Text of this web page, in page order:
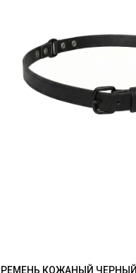
РЕМЕНЬ КОЖАНЫЙ ЧЕРНЫЙ